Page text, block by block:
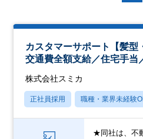
カスタマーサポート【髪型
交通費全額支給／住宅手当
株式会社スミカ
正社員採用 職種・業界未経験
★同社は、不